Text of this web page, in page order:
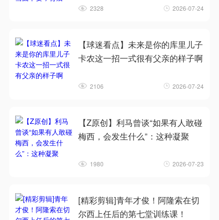
2328 2026-07-24
【球迷看点】未来是你的库里儿子
卡农这一招一式很有父亲的样子啊
2106 2026-07-24
【Z原创】利马曾谈“如果有人敢碰
梅西，会发生什么”：这种凝聚
1980 2026-07-23
[精彩剪辑]青年才俊！阿隆索在切
尔西上任后的第七堂训练课！